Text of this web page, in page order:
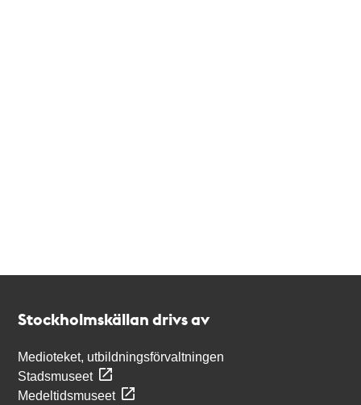
Stockholmskällan drivs av
Medioteket, utbildningsförvaltningen
Stadsmuseet
Medeltidsmuseet